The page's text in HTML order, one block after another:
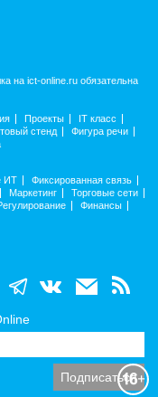
на ict-online.ru обязательна
Проекты
IT класс
стенд
Фигура речи
ИТ
Фиксированная связь
Маркетинг
Торговые сети
Финансы